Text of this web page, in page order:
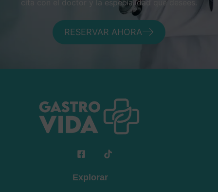
cita con el doctor y la especialidad que desees.
RESERVAR AHORA
Explorar